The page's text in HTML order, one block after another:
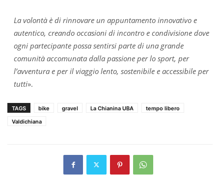
La volontà è di rinnovare un appuntamento innovativo e
autentico, creando occasioni di incontro e condivisione dove
ogni partecipante possa sentirsi parte di una grande
comunità accomunata dalla passione per lo sport, per
l’avventura e per il viaggio lento, sostenibile e accessibile per
tutti».
TAGS bike gravel La Chianina UBA
tempo libero
Valdichiana